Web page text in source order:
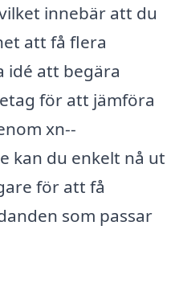
innebär att du
att få flera
idé att begära
för att jämföra
xn--
kan du enkelt nå ut
för att få
som passar